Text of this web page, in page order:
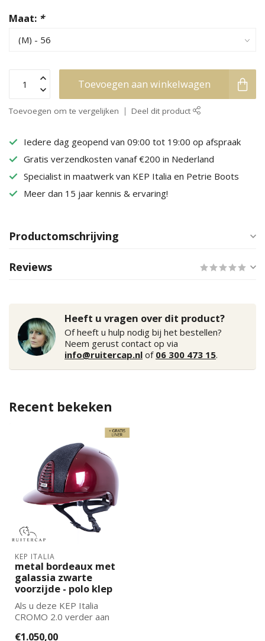
Maat: *
Toevoegen aan winkelwagen
Toevoegen om te vergelijken Deel dit product
Iedere dag geopend van 09:00 tot 19:00 op afspraak
Gratis verzendkosten vanaf €200 in Nederland
Specialist in maatwerk van KEP Italia en Petrie Boots
Meer dan 15 jaar kennis & ervaring!
Productomschrijving
Reviews
Heeft u vragen over dit product?
Of heeft u hulp nodig bij het bestellen?
Neem gerust contact op via
info@ruitercap.nl of 06 300 473 15.
Recent bekeken
KEP ITALIA
metal bordeaux met
galassia zwarte
voorzijde - polo klep
Als u deze KEP Italia
CROMO 2.0 verder aan
€1.050,00